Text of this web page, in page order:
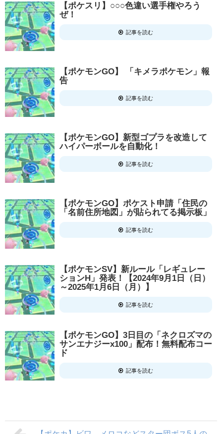
【ポケスリ】○○○色違い選手権やろう
ぜ！
記事を読む
【ポケモンGO】 「キメラポケモン」報
告
記事を読む
【ポケモンGO】新型ゴプラを改造して
ハイパーボールを自動化！
記事を読む
【ポケモンGO】ポケスト申請「住民の
「名前住所地図」が貼られてる掲示板」
記事を読む
【ポケモンSV】新ルール「レギュレー
ションH」発表！【2024年9月1日（日）
～2025年1月6日（月）】
記事を読む
【ポケモンGO】3日目の「ネクロズマの
サンエナジーx100」配布！無料配布コー
ド
記事を読む